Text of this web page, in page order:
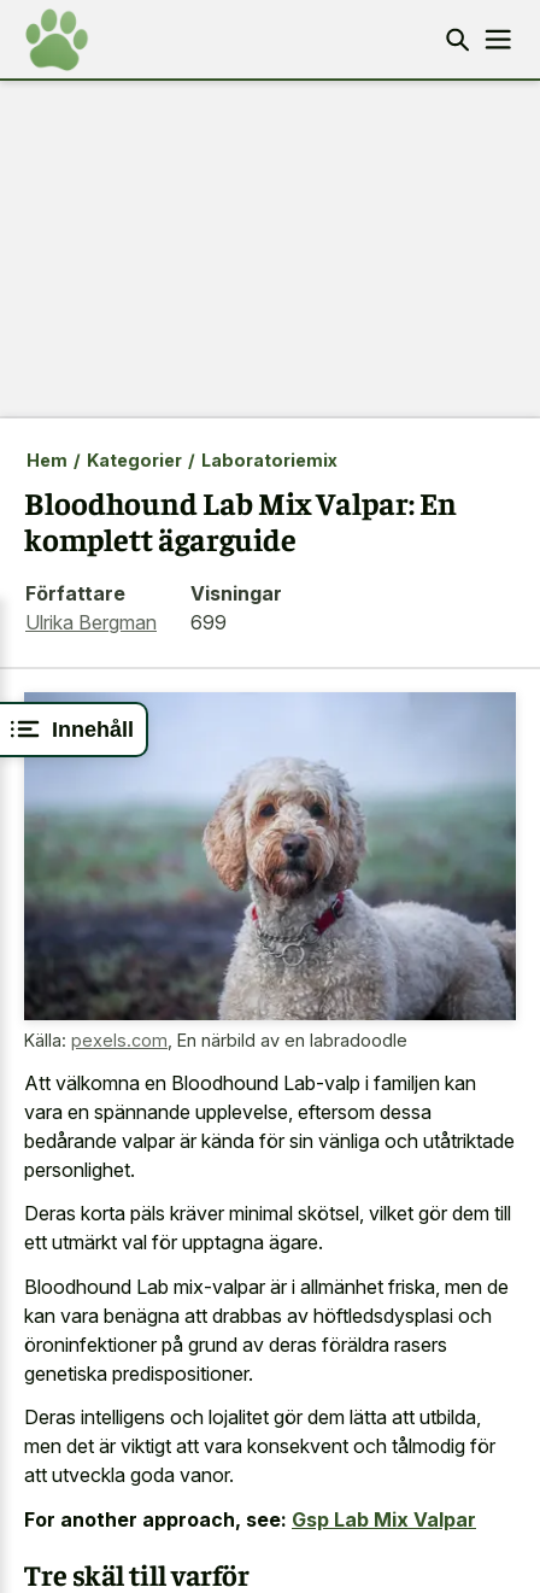
Innehåll
Hem / Kategorier / Laboratoriemix
Bloodhound Lab Mix Valpar: En
komplett ägarguide
Författare
Ulrika Bergman
Visningar
699
Källa: pexels.com En närbild av en labradoodle
Att välkomna en Bloodhound Lab-valp i familjen kan
vara en spännande upplevelse, eftersom dessa
bedårande valpar är kända för sin vänliga och utåtriktade
personlighet.
Deras korta päls kräver minimal skötsel, vilket gör dem till
ett utmärkt val för upptagna ägare.
Bloodhound Lab mix-valpar är i allmänhet friska, men de
kan vara benägna att drabbas av höftledsdysplasi och
öroninfektioner på grund av deras föräldra rasers
genetiska predispositioner.
Deras intelligens och lojalitet gör dem lätta att utbilda,
men det är viktigt att vara konsekvent och tålmodig för
att utveckla goda vanor.
For another approach, see: Gsp Lab Mix Valpar
Tre skäl till varför